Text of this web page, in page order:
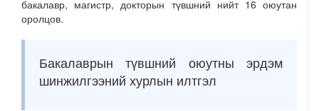
бакалавр, магистр, докторын түвшний нийт 16 оюутан
оролцов.
Бакалаврын түвшний оюутны эрдэм
шинжилгээний хурлын илтгэл